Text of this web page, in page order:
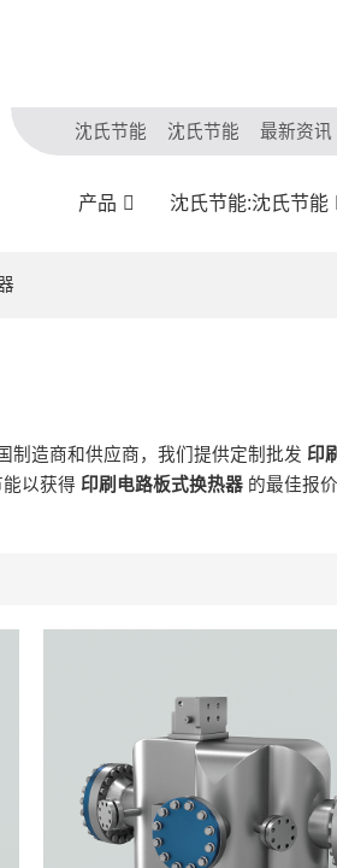
沈氏节能 沈氏节能 最新资讯
产品 沈氏节能:沈氏节能
制造商和供应商，我们提供定制批发 印
以获得 印刷电路板式换热器的最佳报